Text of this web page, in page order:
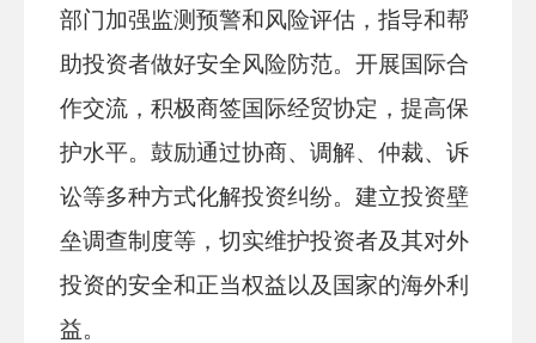
部门加强监测预警和风险评估，指导和帮
助投资者做好安全风险防范。开展国际合
作交流，积极商签国际经贸协定，提高保
护水平。鼓励通过协商、调解、仲裁、诉
讼等多种方式化解投资纠纷。建立投资壁
垒调查制度等，切实维护投资者及其对外
投资的安全和正当权益以及国家的海外利
益。